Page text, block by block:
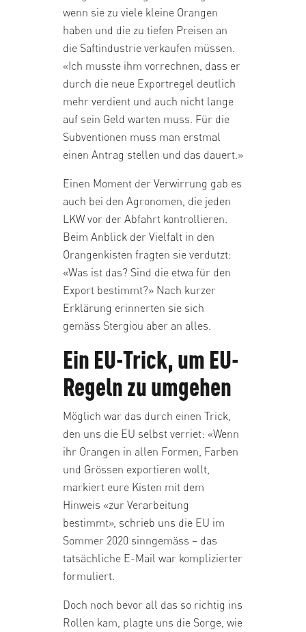
wenn sie zu viele kleine Orangen
haben und die zu tiefen Preisen an
die Saftindustrie verkaufen müssen.
«Ich musste ihm vorrechnen, dass er
durch die neue Exportregel deutlich
mehr verdient und auch nicht lange
auf sein Geld warten muss. Für die
Subventionen muss man erstmal
einen Antrag stellen und das dauert.»
Einen Moment der Verwirrung gab es
auch bei den Agronomen, die jeden
LKW vor der Abfahrt kontrollieren.
Beim Anblick der Vielfalt in den
Orangenkisten fragten sie verdutzt:
«Was ist das? Sind die etwa für den
Export bestimmt?» Nach kurzer
Erklärung erinnerten sie sich
gemäss Stergiou aber an alles.
Ein EU-Trick, um EU-
Regeln zu umgehen
Möglich war das durch einen Trick,
den uns die EU selbst verriet: «Wenn
ihr Orangen in allen Formen, Farben
und Grössen exportieren wollt,
markiert eure Kisten mit dem
Hinweis «zur Verarbeitung
bestimmt», schrieb uns die EU im
Sommer 2020 sinngemäss – das
tatsächliche E-Mail war komplizierter
formuliert
Doch noch bevor all das so richtig ins
Rollen kam, plagte uns die Sorge, wie